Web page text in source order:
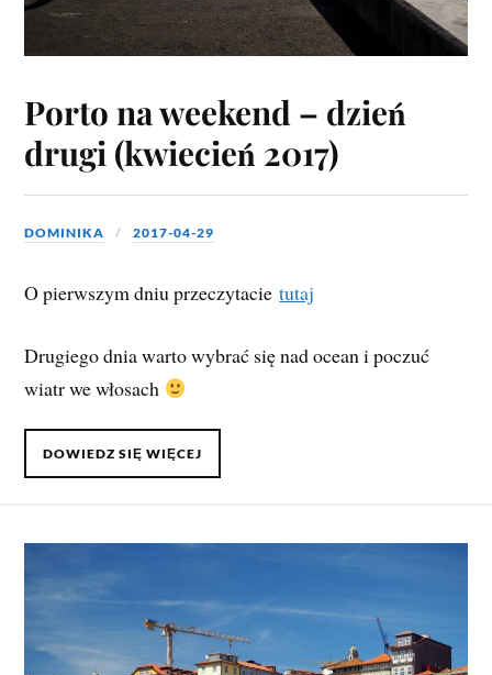
Porto na weekend – dzień
drugi (kwiecień 2017)
DOMINIKA 2017-04-29
O pierwszym dniu przeczytacietutaj
Drugiego dnia warto wybrać się nad ocean i poczuć
wiatr we włosach
DOWIEDZ SIĘ WIĘCEJ